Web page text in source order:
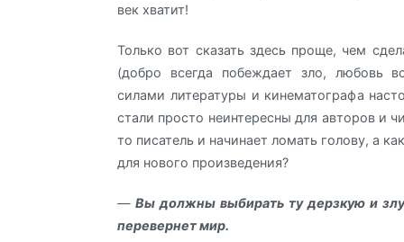
век хватит!
Только вот сказать здесь проще, чем
(добро всегда побеждает зло, любовь
силами литературы и кинематографа
стали просто неинтересны для авторов и
то писатель и начинает ломать голову, а
для нового произведения?
— Вы должны выбирать ту дерзкую и
перевернет мир.